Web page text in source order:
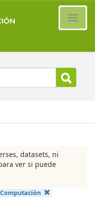
datasets, ni
ver si puede